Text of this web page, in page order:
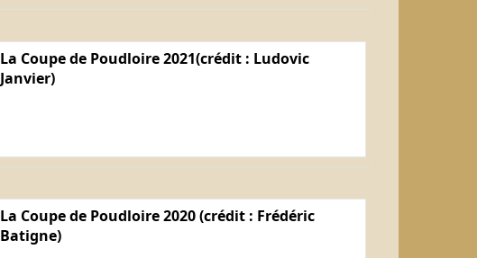
La Coupe de Poudloire 2021(crédit : Ludovic
Janvier)
La Coupe de Poudloire 2020 (crédit : Frédéric
Batigne)